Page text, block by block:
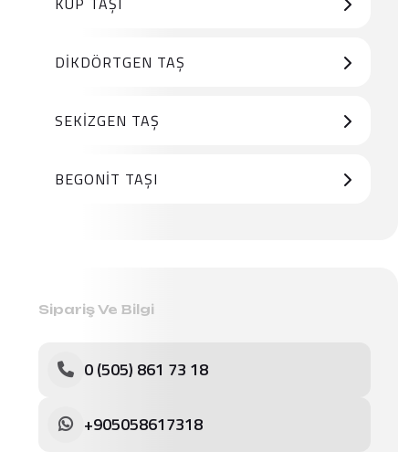
DIKDÖRTGEN TAŞ
SEKIZGEN TAŞ
BEGONIT TAŞI
Sipariş Ve Bilgi
0 (505) 861 73 18
+905058617318